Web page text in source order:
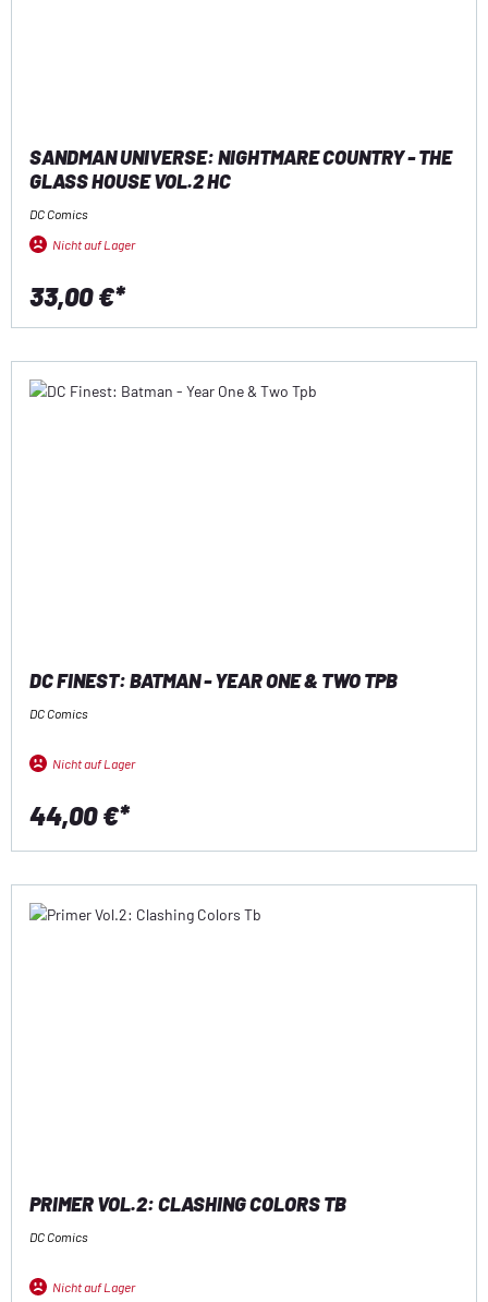
SANDMAN UNIVERSE: NIGHTMARE COUNTRY - THE
GLASS HOUSE VOL.2 HC
DC Comics
Nicht auf Lager
33,00 €*
DC FINEST: BATMAN - YEAR ONE & TWO TPB
DC Comics
Nicht auf Lager
44,00 €*
PRIMER VOL.2: CLASHING COLORS TB
DC Comics
Nicht auf Lager